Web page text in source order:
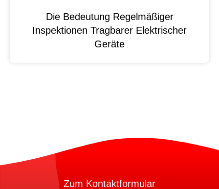
Die Bedeutung Regelmäßiger
Inspektionen Tragbarer Elektrischer
Geräte
Zum Kontaktformular